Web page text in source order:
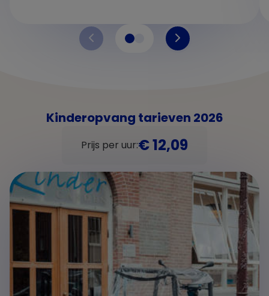
Kinderopvang tarieven 2026
Prijs per uur:€ 12,09